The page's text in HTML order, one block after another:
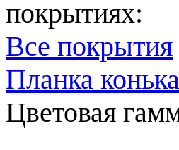
покрытиях:
Все покрытия
Планка
Цветовая